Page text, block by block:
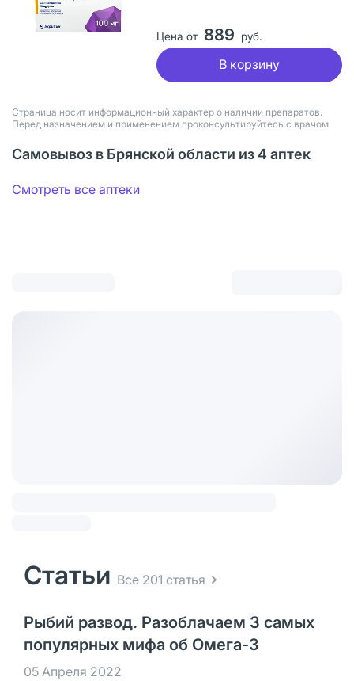
Цена от 889 руб.
В корзину
Страница носит информационный характер о наличии препаратов.
Перед назначением и применением проконсультируйтесь с врачом
Самовывоз в Брянской области из 4 аптек
Смотреть все аптеки
Статьи Все 201 статья
Рыбий развод. Разоблачаем 3 самых
популярных мифа об Омега-3
05 Апреля 2022